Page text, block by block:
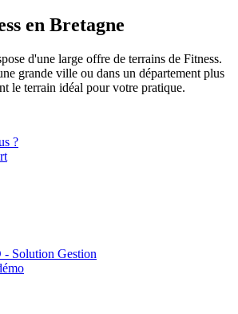
en Bretagne
d'une large offre de terrains de Fitness.
grande ville ou dans un département plus
le terrain idéal pour votre pratique.
?
Solution Gestion